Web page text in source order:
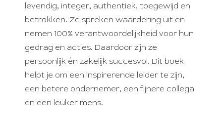
levendig, integer, authentiek, toegewijd en
betrokken. Ze spreken waardering uit en
nemen 100% verantwoordelijkheid voor hun
gedrag en acties. Daardoor zijn ze
persoonlijk én zakelijk succesvol. Dit boek
helpt je om een inspirerende leider te zijn,
een betere ondernemer, een fijnere collega
en een leuker mens.